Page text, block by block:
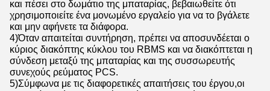
και πέσει στο δωμάτιο της μπαταρίας, βεβαιωθείτε ότι
χρησιμοποιείτε ένα μονωμένο εργαλείο για να το βγάλετε
και μην αφήνετε τα διάφορα.
4)Όταν απαιτείται συντήρηση, πρέπει να αποσυνδέεται ο
κύριος διακόπτης κύκλου του RBMS και να διακόπτεται η
σύνδεση μεταξύ της μπαταρίας και της συσσωρευτής
συνεχούς ρεύματος PCS.
5)Σύμφωνα με τις διαφορετικές απαιτήσεις του έργου,οι